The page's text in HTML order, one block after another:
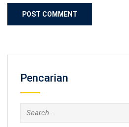
Pencarian
Search
for: